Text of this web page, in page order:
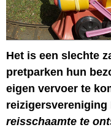
Het is een slechte
pretparken hun
eigen vervoer te
reizigersvereniging
reisschaamte te